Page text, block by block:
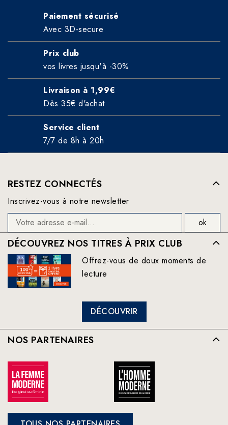
Paiement sécurisé
Avec 3D-secure
Prix club
vos livres jusqu'à -30%
Livraison à 1,99€
Dès 35€ d'achat
Service client
7/7 de 8h à 20h
RESTEZ CONNECTÉS
Inscrivez-vous à notre newsletter
DÉCOUVREZ NOS TITRES À PRIX CLUB
Offrez-vous de doux moments de
lecture
DÉCOUVRIR
NOS PARTENAIRES